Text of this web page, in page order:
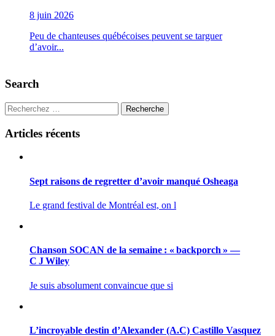
8 juin 2026
Peu de chanteuses québécoises peuvent se targuer
d’avoir...
Search
Recherche
Articles récents
Sept raisons de regretter d’avoir manqué Osheaga
Le grand festival de Montréal est, on l
Chanson SOCAN de la semaine : « backporch » —
C J Wiley
Je suis absolument convaincue que si
L’incroyable destin d’Alexander (A.C) Castillo Vasquez